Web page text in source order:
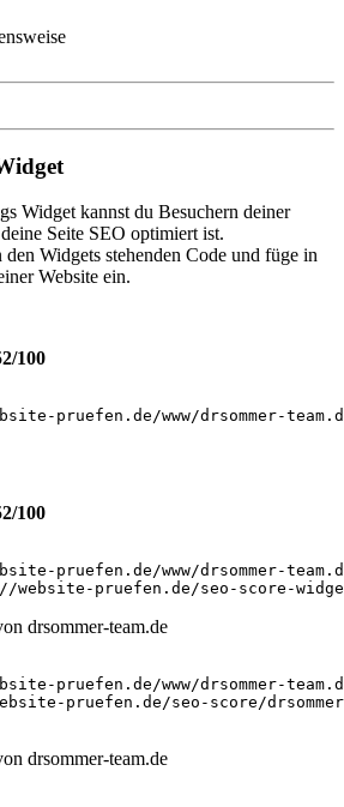
Widget kannst du Besuchern deiner
Seite SEO optimiert ist.
Widgets stehenden Code und füge in
Website ein.
100
pruefen.de/www/drsommer-
100
pruefen.de/www/drsommer-
pruefen.de/www/drsommer-
pruefen.de/seo-score/